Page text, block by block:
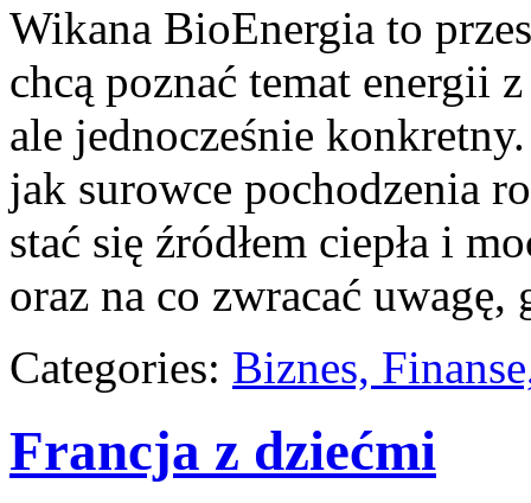
Wikana BioEnergia to
chcą poznać temat energii
ale jednocześnie
jak surowce pochodzenia
stać się źródłem ciepła i
oraz na co zwracać uwagę,
Categories: Biznes,
Francja z dziećmi